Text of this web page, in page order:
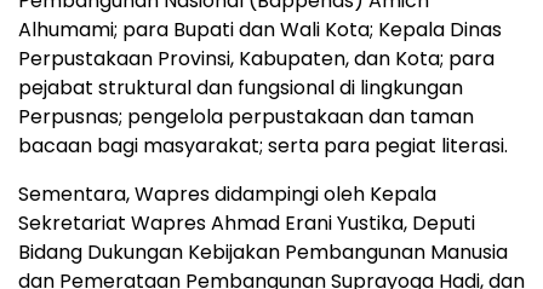
Alhumami; para Bupati dan Wali Kota; Kepala Dinas
Perpustakaan Provinsi, Kabupaten, dan Kota; para
pejabat struktural dan fungsional di lingkungan
Perpusnas; pengelola perpustakaan dan taman
bacaan bagi masyarakat; serta para pegiat literasi.
Sementara, Wapres didampingi oleh Kepala
Sekretariat Wapres Ahmad Erani Yustika, Deputi
Bidang Dukungan Kebijakan Pembangunan Manusia
dan Pemerataan Pembangunan Suprayoga Hadi, dan